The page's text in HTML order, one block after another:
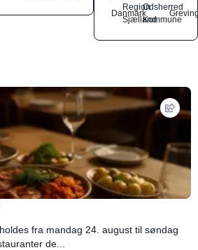
Danmark
Region
Sjælland
Odsherred
Kommune
fra mandag 24. august til søndag
de...